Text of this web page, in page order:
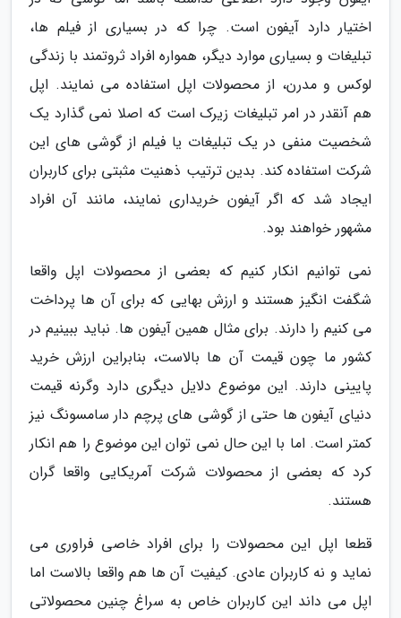
اختیار دارد آیفون است. چرا که در بسیاری از فیلم ها،
تبلیغات و بسیاری موارد دیگر، همواره افراد ثروتمند با زندگی
لوکس و مدرن، از محصولات اپل استفاده می نمایند. اپل
هم آنقدر در امر تبلیغات زیرک است که اصلا نمی گذارد یک
شخصیت منفی در یک تبلیغات یا فیلم از گوشی های این
شرکت استفاده کند. بدین ترتیب ذهنیت مثبتی برای کاربران
ایجاد شد که اگر آیفون خریداری نمایند، مانند آن افراد
مشهور خواهند بود.
نمی توانیم انکار کنیم که بعضی از محصولات اپل واقعا
شگفت انگیز هستند و ارزش بهایی که برای آن ها پرداخت
می کنیم را دارند. برای مثال همین آیفون ها. نباید ببینیم در
کشور ما چون قیمت آن ها بالاست، بنابراین ارزش خرید
پایینی دارند. این موضوع دلایل دیگری دارد وگرنه قیمت
دنیای آیفون ها حتی از گوشی های پرچم دار سامسونگ نیز
کمتر است. اما با این حال نمی توان این موضوع را هم انکار
کرد که بعضی از محصولات شرکت آمریکایی واقعا گران
هستند.
قطعا اپل این محصولات را برای افراد خاصی فراوری می
نماید و نه کاربران عادی. کیفیت آن ها هم واقعا بالاست اما
اپل می داند این کاربران خاص به سراغ چنین محصولاتی